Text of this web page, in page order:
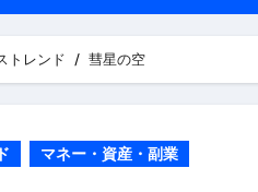
1日ダイエットルーティン】運
送のフリーレン』の学び｜時
トレンド 彗星の空
マネー・資産・副業